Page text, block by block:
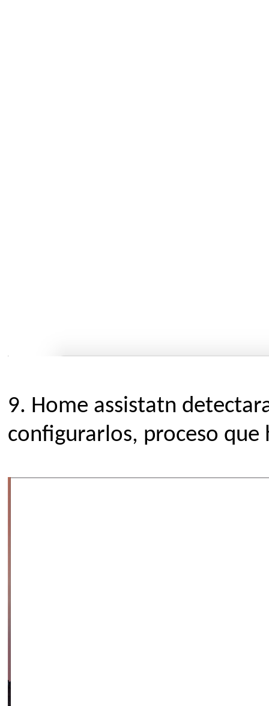
9. Home assistatn
configurarlos, proceso que